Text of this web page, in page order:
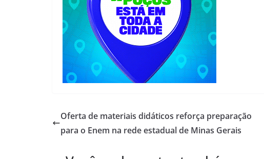
Oferta de materiais didáticos reforça preparação
para o Enem na rede estadual de Minas Gerais